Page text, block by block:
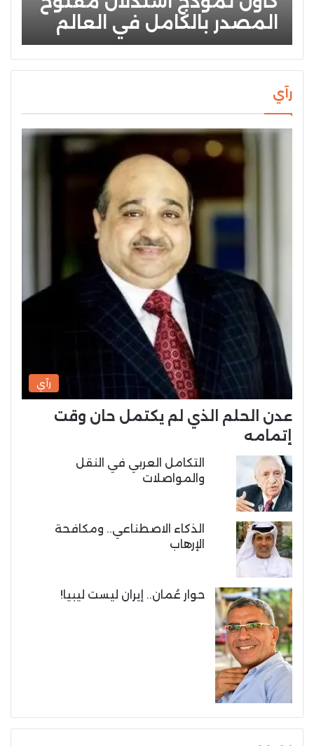
المصدر بالكامل في العالم
رآي
رآي
عدن الحلم الذي لم يكتمل حان وقت
إتمامه
التكامل العربي في النقل
والمواصلات
الذكاء الاصطناعي.. ومكافحة
الإرهاب
حوار عُمان.. إيران ليست ليبيا!